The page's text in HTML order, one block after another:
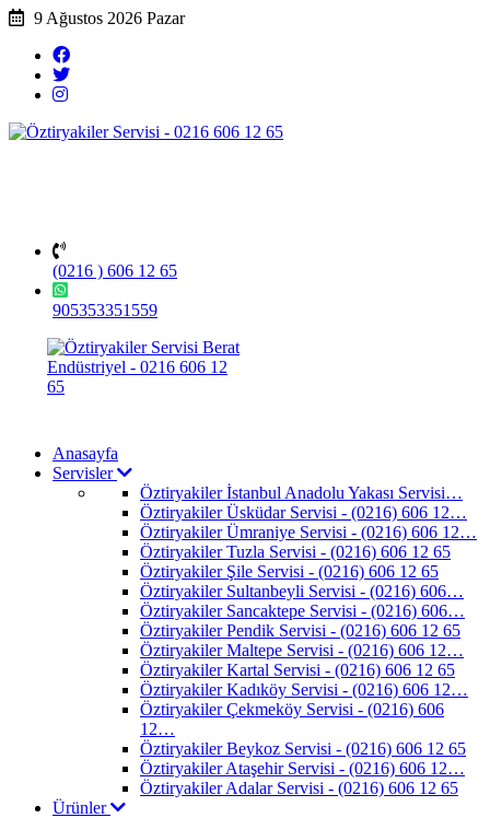
9 Ağustos 2026 Pazar
(0216 ) 606 12 65
905353351559
Anasayfa
Servisler
Öztiryakiler İstanbul Anadolu Yakası Servisi…
Öztiryakiler Üsküdar Servisi - (0216) 606 12…
Öztiryakiler Ümraniye Servisi - (0216) 606 12…
Öztiryakiler Tuzla Servisi - (0216) 606 12 65
Öztiryakiler Şile Servisi - (0216) 606 12 65
Öztiryakiler Sultanbeyli Servisi - (0216) 606…
Öztiryakiler Sancaktepe Servisi - (0216) 606…
Öztiryakiler Pendik Servisi - (0216) 606 12 65
Öztiryakiler Maltepe Servisi - (0216) 606 12…
Öztiryakiler Kartal Servisi - (0216) 606 12 65
Öztiryakiler Kadıköy Servisi - (0216) 606 12…
Öztiryakiler Çekmeköy Servisi - (0216) 606
12…
Öztiryakiler Beykoz Servisi - (0216) 606 12 65
Öztiryakiler Ataşehir Servisi - (0216) 606 12…
Öztiryakiler Adalar Servisi - (0216) 606 12 65
Ürünler